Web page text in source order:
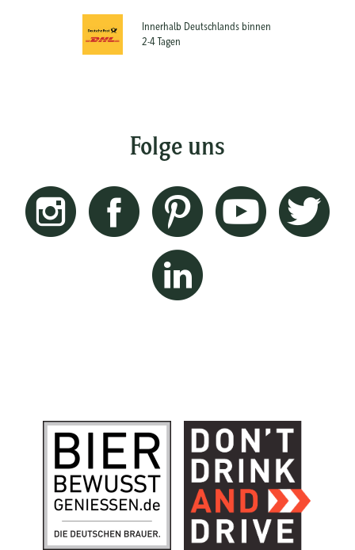
Innerhalb Deutschlands binnen
2-4 Tagen
Folge uns
Instagram Facebook Pinterest Youtube